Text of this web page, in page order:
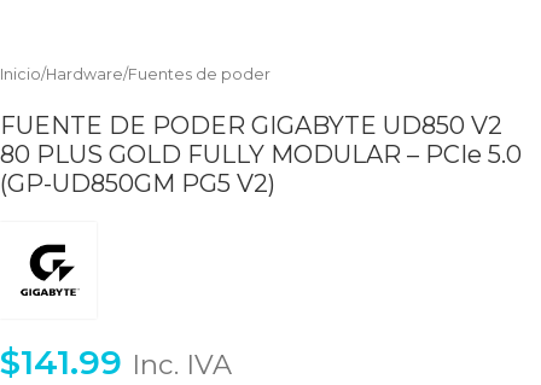
Inicio/Hardware/Fuentes de poder
FUENTE DE PODER GIGABYTE UD850 V2
80 PLUS GOLD FULLY MODULAR – PCIe 5.0
(GP-UD850GM PG5 V2)
$141.99 Inc. IVA